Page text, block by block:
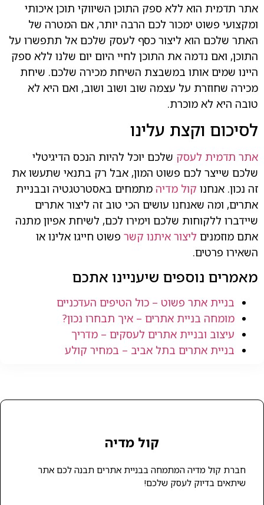
אתר תדמית הוא ללא ספק התוכן השיווקי תוכן איכותי
ומקצועי פשוט ימכור לכם הרבה יותר, אם המטרה של
האתר שלכם הוא ליצור כסף לעסק שלכם אל תתפשרו על
התוכן, ואם נדמה את התוכן לחיי היום יום שלנו ללא ספק
היינו שמים אותו במשבצת השיחת מכירה שלכם. שיחת
מכירה שחוזרת על עצמה שוב ושוב ושוב, ואם היא לא
טובה היא לא מוכרת.
לסיכום וקצת עלינו
אתר תדמית לעסק שלכם יוכל להיות הנכס הדיגיטלי
שלכם שייצר לכם פשוט המון, אבל רק בתנאי שתעשו את
זה נכון. אנחנו קול מדיה מתמחים באסטרטגטיה ובבניית
אתרים, ומה שאנחנו עושים הכי טוב זה ליצור אתרים
שיידברו ללקוחות שלכם וימירו לכם, לשיחת אפיון מתנה
אתם מוזמנים ליצור איתנו קשר פשוט חייגו אלינו או
השאירו פרטים.
מאמרים נוספים שיעניינו אתכם
בניית אתר פשוט – כול הטיפים העדכניים
מומחה בניית אתרים – איך תבחרו נכון?
עיצוב ובניית אתרים לעסקים – מדריך
בניית אתרים בתל אביב – במחיר קולע
קול מדיה
חברת קול מדיה המתמחה בבניית אתרים תבנה לכם אתר
שיתאים בדיוק לעסק שלכם!